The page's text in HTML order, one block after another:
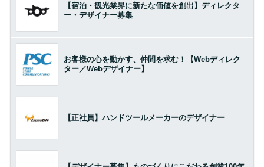
【宿泊・観光業界に新たな価値を創出】ディレクタ
ー・デザイナー募集
お客様の心を動かす、仲間を求む！【Webディレク
ター／Webデザイナー】
【正社員】ハンドツールメーカーのデザイナー